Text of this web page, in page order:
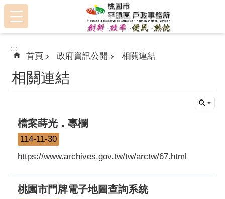
跳到主要內容區塊
:::
:::
首頁 政府資訊公開 相關連結
相關連結
檔案蒔光．專欄
114-11-30
https://www.archives.gov.tw/tw/arctw/67.html
桃園市門牌電子地圖查詢系統